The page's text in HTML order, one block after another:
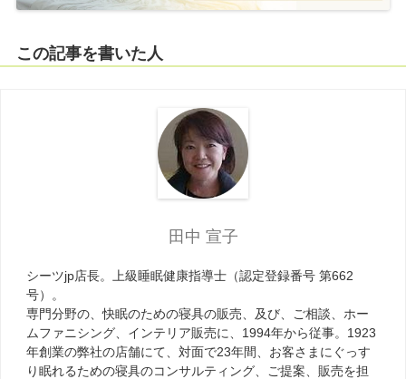
この記事を書いた人
田中 宣子
シーツjp店長。上級睡眠健康指導士（認定登録番号 第662
号）。
専門分野の、快眠のための寝具の販売、及び、ご相談、ホー
ムファニシング、インテリア販売に、1994年から従事。1923
年創業の弊社の店舗にて、対面で23年間、お客さまにぐっす
り眠れるための寝具のコンサルティング、ご提案、販売を担